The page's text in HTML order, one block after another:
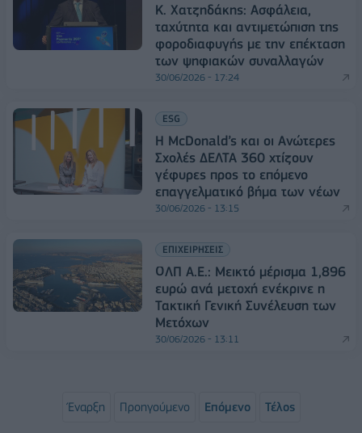
Κ. Χατζηδάκης: Ασφάλεια,
ταχύτητα και αντιμετώπιση της
φοροδιαφυγής με την επέκταση
των ψηφιακών συναλλαγών
30/06/2026 - 17:24
ESG
Η McDonald’s και οι Ανώτερες
Σχολές ΔΕΛΤΑ 360 χτίζουν
γέφυρες προς το επόμενο
επαγγελματικό βήμα των νέων
30/06/2026 - 13:15
ΕΠΙΧΕΙΡΗΣΕΙΣ
ΟΛΠ Α.Ε.: Μεικτό μέρισμα 1,896
ευρώ ανά μετοχή ενέκρινε η
Τακτική Γενική Συνέλευση των
Μετόχων
30/06/2026 - 13:11
Έναρξη Προηγούμενο Επόμενο Τέλος